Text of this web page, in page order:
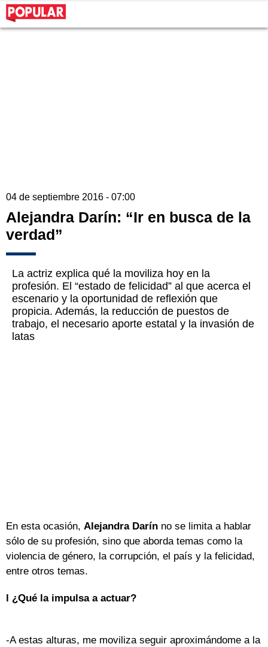
04 de septiembre 2016 - 07:00
Alejandra Darín: “Ir en busca de la
verdad”
La actriz explica qué la moviliza hoy en la
profesión. El “estado de felicidad” al que acerca el
escenario y la oportunidad de reflexión que
propicia. Además, la reducción de puestos de
trabajo, el necesario aporte estatal y la invasión de
latas
En esta ocasión, Alejandra Darín no se limita a hablar
sólo de su profesión, sino que aborda temas como la
violencia de género, la corrupción, el país y la felicidad,
entre otros temas.
l ¿Qué la impulsa a actuar?
-A estas alturas, me moviliza seguir aproximándome a la